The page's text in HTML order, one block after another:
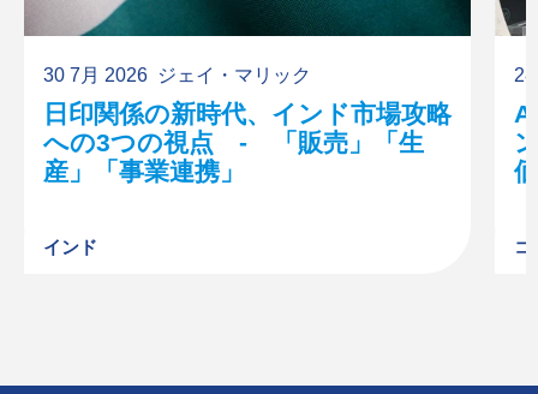
30 7月 2026 ジェイ・マリック
日印関係の新時代、インド市場攻略
への3つの視点 - 「販売」「生
産」「事業連携」
インド コ